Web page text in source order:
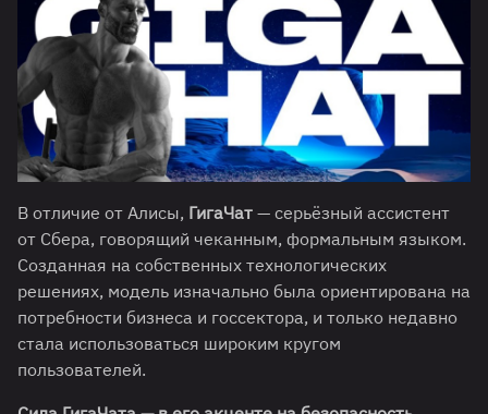
В отличие от Алисы, ГигаЧат — серьёзный ассистент
от Сбера, говорящий чеканным, формальным языком.
Созданная на собственных технологических
решениях, модель изначально была ориентирована на
потребности бизнеса и госсектора, и только недавно
стала использоваться широким кругом
пользователей.